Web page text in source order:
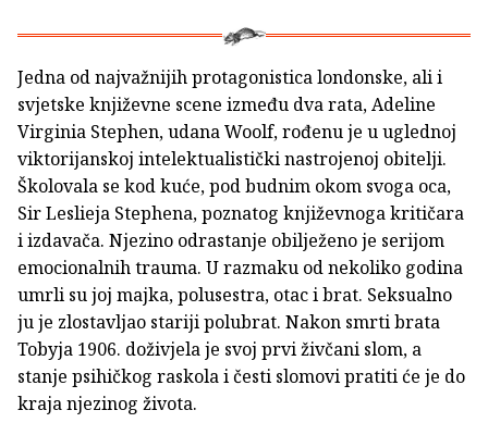
Jedna od najvažnijih protagonistica londonske, ali i
svjetske književne scene između dva rata, Adeline
Virginia Stephen, udana Woolf, rođenu je u uglednoj
viktorijanskoj intelektualistički nastrojenoj obitelji.
Školovala se kod kuće, pod budnim okom svoga oca,
Sir Leslieja Stephena, poznatog književnoga kritičara
i izdavača. Njezino odrastanje obilježeno je serijom
emocionalnih trauma. U razmaku od nekoliko godina
umrli su joj majka, polusestra, otac i brat. Seksualno
ju je zlostavljao stariji polubrat. Nakon smrti brata
Tobyja 1906. doživjela je svoj prvi živčani slom, a
stanje psihičkog raskola i česti slomovi pratiti će je do
kraja njezinog života.